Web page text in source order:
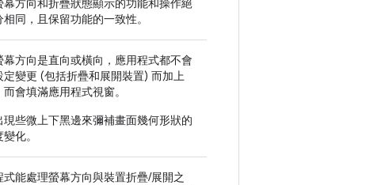
幕方向和折疊狀態顯示的功能和操作絕
相同，且保留功能的一致性。
幕方向是直向或橫向，應用程式都不會
定變更 (包括折疊和展開裝置) 而加上
會填滿應用程式視窗。
現些微上下黑邊來彌補畫面幾何形狀的
化。
式能處理螢幕方向與裝置折疊/展開之